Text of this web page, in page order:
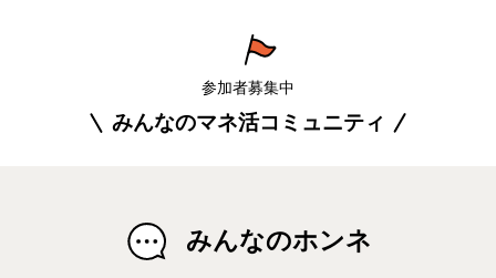
参加者募集中
みんなのマネ活コミュニティ
みんなのホンネ